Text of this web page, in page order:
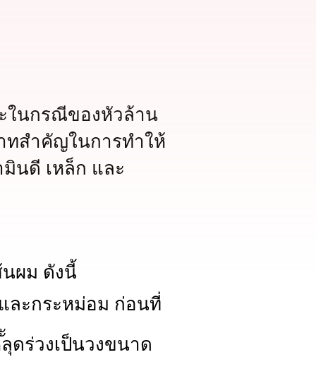
ในกรณีของหัวล้าน
ทสำคัญในการทำให้
นดี เหล็ก และ
ผม ดังนี้
ละกระหม่อม ก่อนที่
ดร่วงเป็นวงขนาด